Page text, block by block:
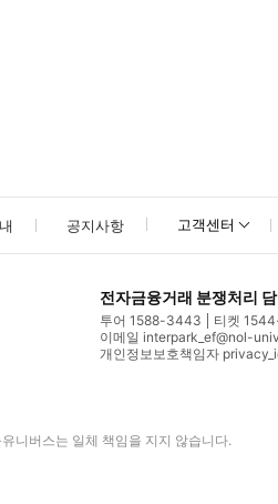
공지사항 고객센터
전자금융거래 분쟁처리
투어 1588-3443
티켓
이메일 interpark_ef@nol-
개인정보보호책임자
니버스는 일체 책임을 지지 않습니다.